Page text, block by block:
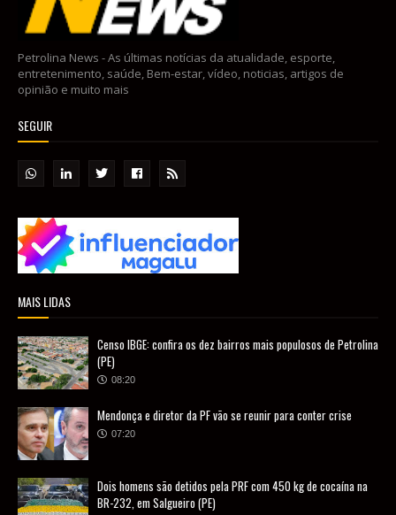
Petrolina News - As últimas notícias da atualidade, esporte,
entretenimento, saúde, Bem-estar, vídeo, noticias, artigos de
opinião e muito mais
SEGUIR
MAIS LIDAS
Censo IBGE: confira os dez bairros mais populosos de Petrolina
(PE)
08:20
Mendonça e diretor da PF vão se reunir para conter crise
07:20
Dois homens são detidos pela PRF com 450 kg de cocaína na
BR-232, em Salgueiro (PE)